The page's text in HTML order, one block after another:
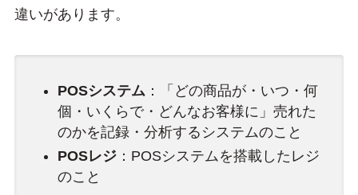
違いがあります。
POSシステム ：「どの商品が・いつ・何
個・いくらで・どんなお客様に」売れた
のかを記録・分析するシステムのこと
POSレジ：POSシステムを搭載したレジ
のこと